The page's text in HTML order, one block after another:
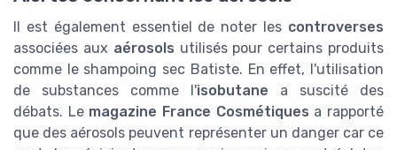
Il est également essentiel de noter les controverses
associées aux aérosols utilisés pour certains produits
comme le shampoing sec Batiste. En effet, l'utilisation
de substances comme l'isobutane a suscité des
débats. Le magazine France Cosmétiques a rapporté
que des aérosols peuvent représenter un danger car ce